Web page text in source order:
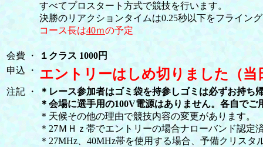
すべてプロスタート方式で競技を行います。
決勝のリアクションタイムは0.25秒以下をフライン
コース長は40ｍの予定
会費 ・
１クラス 1000円
申込
・ エントリーはしめ切りました（
注記 ・
＊レース参加者はゴミ袋を持参しゴミは必ずお持ち
＊会場に選手用の100V電源はありません。各自でご
＊天候その他の理由で競技内容の変更があります。
＊27ＭＨｚ帯でエントリーの場合ナローバンド認定
＊27MHz、40MHz帯を使用する場合、予備クリスタ